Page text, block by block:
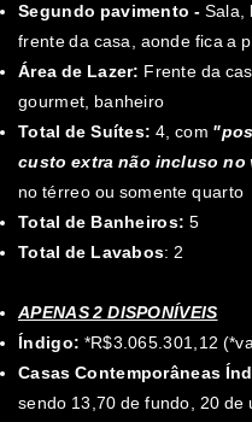
Segundo pavimento - Sala,
frente da casa, aonde fica a
Área de Lazer: Frente da
gourmet, banheiro
Total de Suítes: 4, com
custo extra não incluso
no térreo ou somente quarto
Total de Banheiros: 5
Total de Lavabos: 2
APENAS 2 DISPONÍVEIS
Índigo: *R$3.065.301,12
Casas Contemporâneas
sendo 13,70 de fundo, 20 de